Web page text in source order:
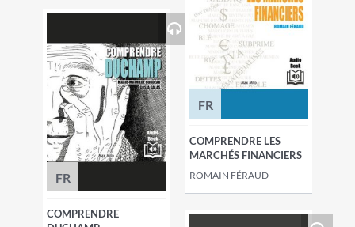
FR
COMPRENDRE
FR
COMPRENDRE LES
MARCHÉS FINANCIERS
ROMAIN FÉRAUD